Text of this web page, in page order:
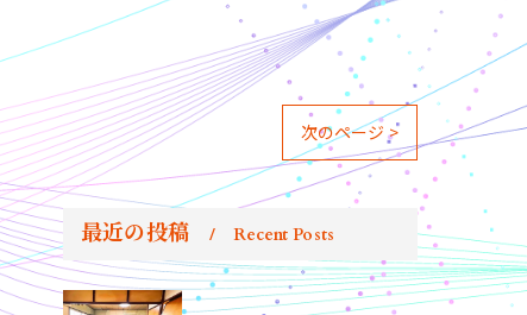
次のページ >
最近の投稿 Recent Posts